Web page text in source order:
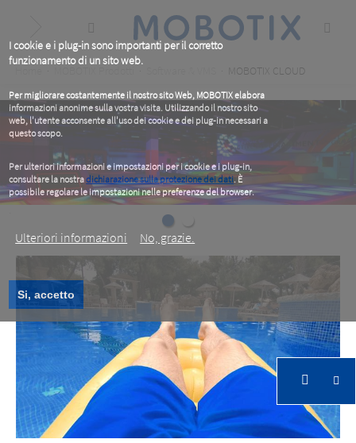
I cookie e i plug-in sono importanti per il corretto
funzionamento di un sito web.
Per migliorare costantemente il nostro sito Web, MOBOTIX elabora
informazioni anonime sulla vostra visita. Utilizzando il nostro sito
web, l'utente acconsente all'uso dei cookie e dei plug-in necessari a
questo scopo.
Per ulteriori informazioni e impostazioni per i cookie e i plug-in,
consultare la nostradichiarazione sulla protezione dei dati. È
possibile regolare le impostazioni nelle preferenze del browser.
.
Ulteriori informazioni
No, grazie.
Si, accetto
content
MOBOTIX CLOUD
Gravity Active Entertainment
Cloud VMS Case Study
Gravity Active Entertainment
Cloud VMS Case Study